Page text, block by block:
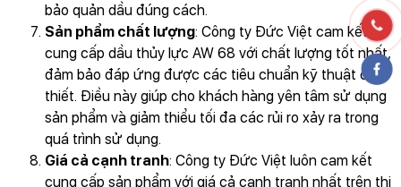
bảo quản dầu đúng cách.
Sản phẩm chất lượng: Công ty Đức Việt cam kết
cung cấp dầu thủy lực AW 68 với chất lượng tốt nhất,
đảm bảo đáp ứng được các tiêu chuẩn kỹ thuật cần
thiết. Điều này giúp cho khách hàng yên tâm sử dụng
sản phẩm và giảm thiểu tối đa các rủi ro xảy ra trong
quá trình sử dụng.
Giá cả cạnh tranh: Công ty Đức Việt luôn cam kết
cung cấp sản phẩm với giá cả cạnh tranh nhất trên thị